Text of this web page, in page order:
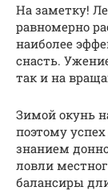
На заметку!
равномерно
наиболее
снасть.
так и на
Зимой окунь
поэтому
знанием
ловли
балансиры